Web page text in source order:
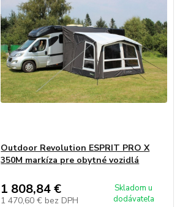
Outdoor Revolution ESPRIT PRO X
350M markíza pre obytné vozidlá
1 808,84 €
1 470,60 € bez DPH
Skladom u
dodávateľa